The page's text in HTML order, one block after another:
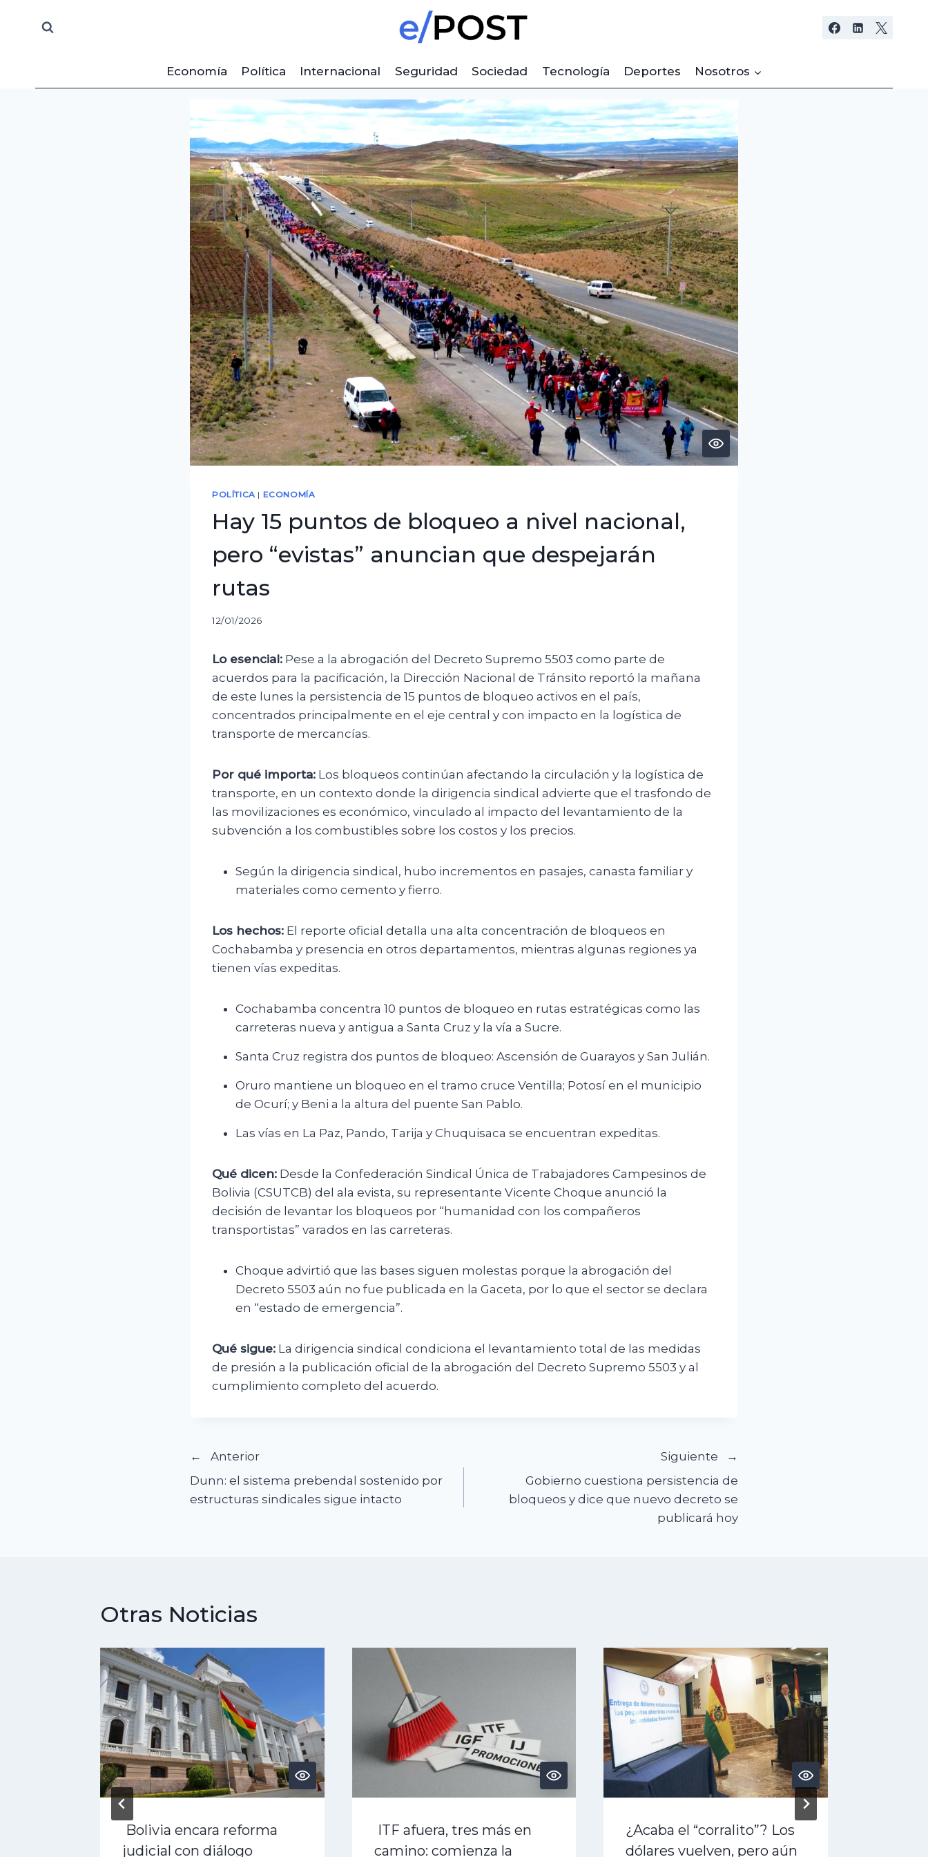
Economía
Política Internacional Seguridad Sociedad Tecnología Deportes Nosotros
POLÍTICA | ECONOMÍA
Hay 15 puntos de bloqueo a nivel nacional,
pero “evistas” anuncian que despejarán
rutas
12/01/2026
Lo esencial: Pese a la abrogación del Decreto Supremo 5503 como parte de
acuerdos para la pacificación, la Dirección Nacional de Tránsito reportó la mañana
de este lunes la persistencia de 15 puntos de bloqueo activos en el país,
concentrados principalmente en el eje central y con impacto en la logística de
transporte de mercancías.
Por qué importa: Los bloqueos continúan afectando la circulación y la logística de
transporte, en un contexto donde la dirigencia sindical advierte que el trasfondo de
las movilizaciones es económico, vinculado al impacto del levantamiento de la
subvención a los combustibles sobre los costos y los precios.
Según la dirigencia sindical, hubo incrementos en pasajes, canasta familiar y
materiales como cemento y fierro.
Los hechos: El reporte oficial detalla una alta concentración de bloqueos en
Cochabamba y presencia en otros departamentos, mientras algunas regiones ya
tienen vías expeditas.
Cochabamba concentra 10 puntos de bloqueo en rutas estratégicas como las
carreteras nueva y antigua a Santa Cruz y la vía a Sucre.
Santa Cruz registra dos puntos de bloqueo: Ascensión de Guarayos y San Julián.
Oruro mantiene un bloqueo en el tramo cruce Ventilla; Potosí en el municipio
de Ocurí; y Beni a la altura del puente San Pablo.
Las vías en La Paz, Pando, Tarija y Chuquisaca se encuentran expeditas.
Qué dicen: Desde la Confederación Sindical Única de Trabajadores Campesinos de
Bolivia (CSUTCB) del ala evista, su representante Vicente Choque anunció la
decisión de levantar los bloqueos por “humanidad con los compañeros
transportistas” varados en las carreteras.
Choque advirtió que las bases siguen molestas porque la abrogación del
Decreto 5503 aún no fue publicada en la Gaceta, por lo que el sector se declara
en “estado de emergencia”.
Qué sigue: La dirigencia sindical condiciona el levantamiento total de las medidas
de presión a la publicación oficial de la abrogación del Decreto Supremo 5503 y al
cumplimiento completo del acuerdo.
Navegación
de
Anterior
Dunn: el sistema prebendal sostenido por
estructuras sindicales sigue intacto
Siguiente
Gobierno cuestiona persistencia de
bloqueos y dice que nuevo decreto se
publicará hoy
Otras Noticias
Bolivia encara reforma
judicial con diálogo
ITF afuera, tres más en
camino: comienza la
¿Acaba el “corralito”? Los
dólares vuelven, pero aún